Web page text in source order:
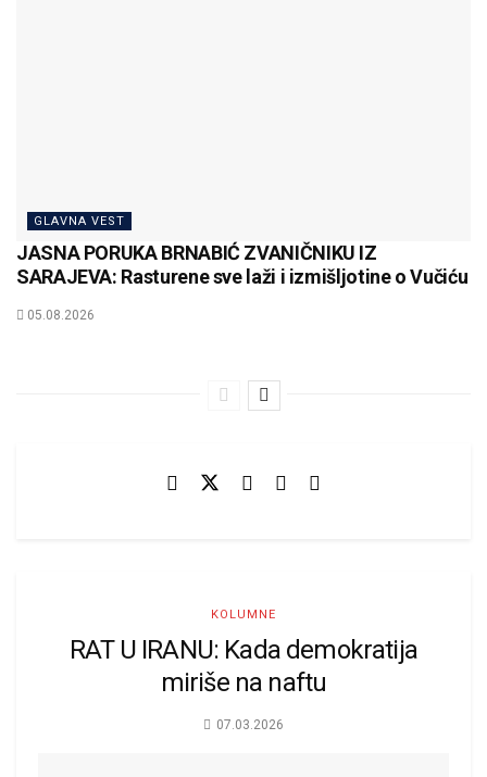
GLAVNA VEST
JASNA PORUKA BRNABIĆ ZVANIČNIKU IZ
SARAJEVA: Rasturene sve laži i izmišljotine o Vučiću
05.08.2026
KOLUMNE
RAT U IRANU: Kada demokratija
miriše na naftu
07.03.2026